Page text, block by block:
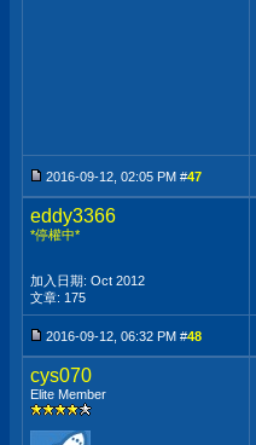
2016-09-12, 02:05 PM #47
eddy3366
*停權中*
加入日期: Oct 2012
文章: 175
2016-09-12, 06:32 PM #48
cys070
Elite Member